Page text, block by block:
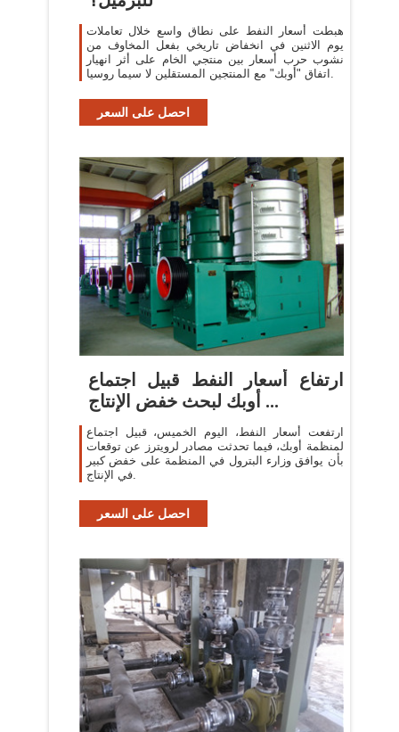
هبطت أسعار النفط على نطاق واسع خلال تعاملات
يوم الاثنين في انخفاض تاريخي بفعل المخاوف من
نشوب حرب أسعار بين منتجي الخام على أثر انهيار
اتفاق "أوبك" مع المنتجين المستقلين لا سيما روسيا.
احصل على السعر
ارتفاع أسعار النفط قبيل اجتماع
أوبك لبحث خفض الإنتاج ...
ارتفعت أسعار النفط، اليوم الخميس، قبيل اجتماع
لمنظمة أوبك، فيما تحدثت مصادر لرويترز عن توقعات
بأن يوافق وزارء البترول في المنظمة على خفض كبير
في الإنتاج.
احصل على السعر